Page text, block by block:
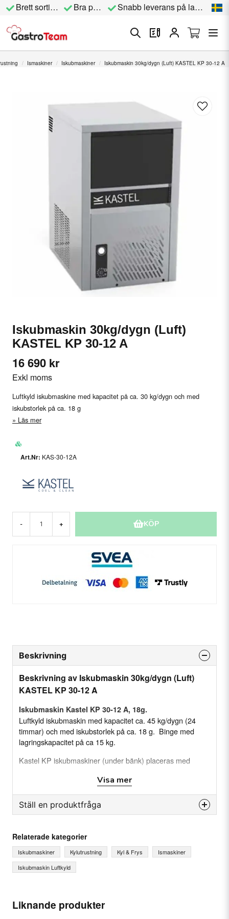
Brett sortiment Bra priser Snabb leverans på lagervara
Ismaskiner Iskubmaskiner Iskubmaskin 30kg/dygn (Luft) KASTEL KP 30-12 A
Iskubmaskin 30kg/dygn (Luft)
KASTEL KP 30-12 A
16 690 kr
Exkl moms
Luftkyld iskubmaskine med kapacitet på ca. 30 kg/dygn och med
iskubstorlek på ca. 18 g
Läs mer
KAS-30-12A
- + KÖP
Liknande produkter
Beskrivning
Beskrivning av Iskubmaskin 30kg/dygn (Luft)
KASTEL KP 30-12 A
Iskubmaskin Kastel KP 30-12 A, 18g.
Luftkyld iskubmaskin med kapacitet ca. 45 kg/dygn (24
timmar) och med iskubstorlek på ca. 18 g. Binge med
lagringskapacitet på ca 15 kg.
Kastel KP iskubmaskiner (under bänk) placeras med
komma åt att göra rent kondensorn och inkommande
vatten är lätt att komma åt framifrån utan att dra ut
maskinen.
Plug-in 230 V.
Vattenkyld
Kapacitet på ca 30 kg dygn
Lucka i hårdplast
Enkel att rengöra
Visa mer
Ställ en produktfråga
Fråga oss något om denna produkten...
Relaterade kategorier
Iskubmaskiner Kylutrustning Kyl & Frys
Ismaskiner
Iskubmaskin Luftkyld